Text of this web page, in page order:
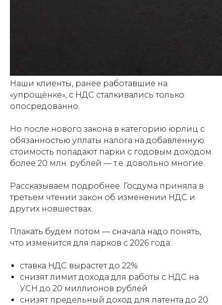
Наши клиенты, ранее работавшие на
«упрощёнке», с НДС сталкивались только
опосредованно.
Но после нового закона в категорию юрлиц с
обязанностью уплаты налога на добавленную
стоимость попадают парки с годовым доходом
более 20 млн. рублей — т.е. довольно многие.
Рассказываем подробнее. Госдума приняла в
третьем чтении закон об изменении НДС и
других новшествах.
Плакать будем потом — сначала надо понять,
что изменится для парков с 2026 года:
ставка НДС вырастет до 22%
снизят лимит дохода для работы с НДС на
УСН до 20 миллионов рублей
снизят предельный доход для патента до 20